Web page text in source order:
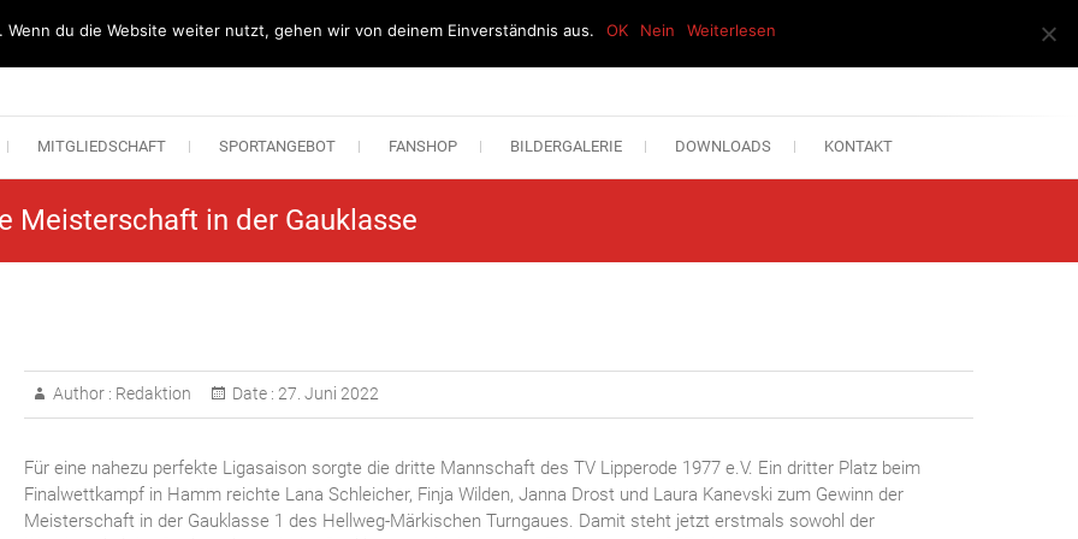
Lipperode
MITGLIEDSCHAFT SPORTANGEBOT FANSHOP BILDERGALERIE DOWNLOADS KONTAKT
Meisterschaft in der Gauklasse
Author : Redaktion Date : 27. Juni 2022
Für eine nahezu perfekte Ligasaison sorgte die dritte Mannschaft des TV Lipperode 1977 e.V. Ein dritter Platz beim
Finalwettkampf in Hamm reichte Lana Schleicher, Finja Wilden, Janna Drost und Laura Kanevski zum Gewinn der
Meisterschaft in der Gauklasse 1 des Hellweg-Märkischen Turngaues. Damit steht jetzt erstmals sowohl der
Wenn du die Website weiter nutzt, gehen wir von deinem Einverständnis aus. OK Nein Weiterlesen